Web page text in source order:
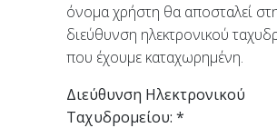
όνομα χρήστη θα αποσταλεί
διεύθυνση ηλεκτρονικού
που έχουμε καταχωρημένη.
Διεύθυνση Ηλεκτρονικού
Ταχυδρομείου: *